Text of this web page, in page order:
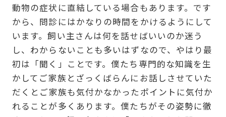
動物の症状に直結している場合もあります。です
から、問診にはかなりの時間をかけるようにして
います。飼い主さんは何を話せばいいのか迷う
し、わからないことも多いはずなので、やはり最
初は「聞く」ことです。僕たち専門的な知識を生
かしてご家族とざっくばらんにお話しさせていた
だくとご家族も気付かなかったポイントに気付か
れることが多くあります。僕たちがその姿勢に徹